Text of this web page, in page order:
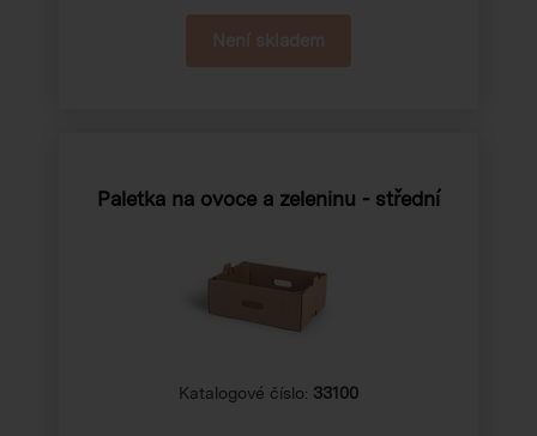
Paletka na ovoce a zeleninu - střední
Katalogové číslo: 33100